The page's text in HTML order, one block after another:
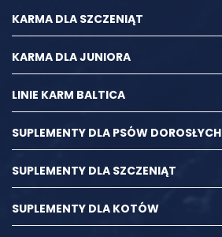
KARMA DLA SZCZENIĄT
KARMA DLA JUNIORA
LINIE KARM BALTICA
SUPLEMENTY DLA PSÓW DOROSŁYCH
SUPLEMENTY DLA SZCZENIĄT
SUPLEMENTY DLA KOTÓW